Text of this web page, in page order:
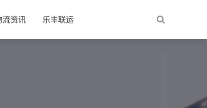
流资讯 乐丰联运